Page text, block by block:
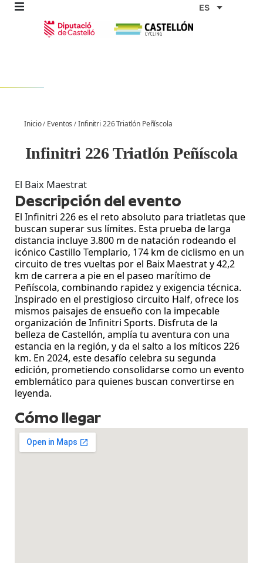
contenido
ES
Inicio/ Eventos /Infinitri 226 Triatlón Peñíscola
Infinitri 226 Triatlón Peñíscola
El Baix Maestrat
Descripción del evento
El Infinitri 226 es el reto absoluto para triatletas que
buscan superar sus límites. Esta prueba de larga
distancia incluye 3.800 m de natación rodeando el
icónico Castillo Templario, 174 km de ciclismo en un
circuito de tres vueltas por el Baix Maestrat y 42,2
km de carrera a pie en el paseo marítimo de
Peñíscola, combinando rapidez y exigencia técnica.
Inspirado en el prestigioso circuito Half, ofrece los
mismos paisajes de ensueño con la impecable
organización de Infinitri Sports. Disfruta de la
belleza de Castellón, amplía tu aventura con una
estancia en la región, y da el salto a los míticos 226
km. En 2024, este desafío celebra su segunda
edición, prometiendo consolidarse como un evento
emblemático para quienes buscan convertirse en
leyenda​.
Cómo llegar